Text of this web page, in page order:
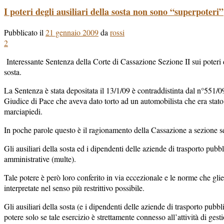
I poteri degli ausiliari della sosta non sono “superpoteri”
Pubblicato il21 gennaio 2009darossi
2
Interessante Sentenza della Corte di Cassazione Sezione II sui
sosta.
La Sentenza è stata depositata il 13/1/09 è contraddistinta dal n°551/
Giudice di Pace che aveva dato torto ad un automobilista che era
marciapiedi.
In poche parole questo è il ragionamento della Cassazione a sezione
Gli ausiliari della sosta ed i dipendenti delle aziende di trasporto
amministrative (multe).
Tale potere è però loro conferito in via eccezionale e le norme che
interpretate nel senso più restrittivo possibile.
Gli ausiliari della sosta (e i dipendenti delle aziende di trasporto
potere solo se tale esercizio è strettamente connesso all’attività di